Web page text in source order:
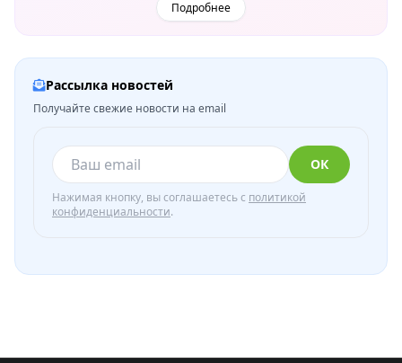
Подробнее
Рассылка новостей
Получайте свежие новости на email
ОК
Нажимая кнопку, вы соглашаетесь с политикой
конфиденциальности.